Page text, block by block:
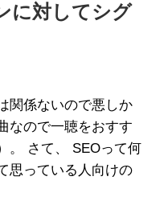
に対してシグ
関係ないので悪しか
なので一聴をおすす
。 さて、 SEOって何
思っている人向けの